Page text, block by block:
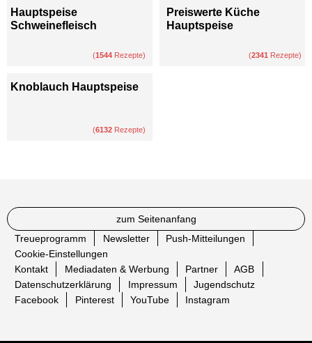
Hauptspeise
Schweinefleisch
(1544 Rezepte)
Preiswerte Küche
Hauptspeise
(2341 Rezepte)
Knoblauch Hauptspeise
(6132 Rezepte)
zum Seitenanfang
Treueprogramm
Newsletter
Push-Mitteilungen
Cookie-Einstellungen
Kontakt
Mediadaten & Werbung Partner
AGB
Datenschutzerklärung
Impressum
Jugendschutz
Facebook
Pinterest YouTube Instagram